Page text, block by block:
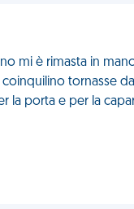
mi è rimasta in
tornasse
la porta e per la